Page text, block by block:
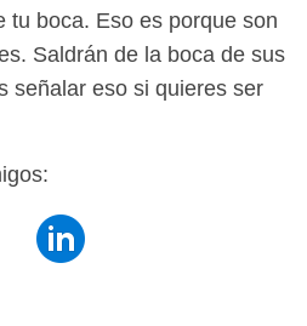
tu boca. Eso es porque son
Saldrán de la boca de sus
señalar eso si quieres ser